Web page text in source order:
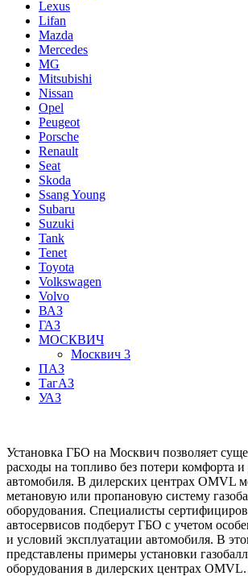
Lexus
Lifan
Mazda
Mercedes
MG
Mitsubishi
Nissan
Opel
Peugeot
Porsche
Renault
Seat
Skoda
Ssang Young
Subaru
Suzuki
Tank
Tenet
Toyota
Volkswagen
Volvo
ВАЗ
ГАЗ
МОСКВИЧ
Москвич 3
ПАЗ
ТагАЗ
УАЗ
Установка ГБО на Москвич позволяет
расходы на топливо без потери комфорта
автомобиля. В дилерских центрах OMVL
метановую или пропановую систему
оборудования. Специалисты
автосервисов подберут ГБО с учетом
и условий эксплуатации автомобиля. В
представлены примеры установки
оборудования в дилерских центрах OMVL.